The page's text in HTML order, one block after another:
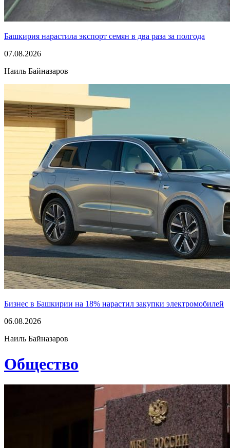
Башкирия нарастила экспорт семян в два раза за полгода
07.08.2026
Наиль Байназаров
Бизнес в Башкирии на 18% нарастил закупки электромобилей
06.08.2026
Наиль Байназаров
Общество